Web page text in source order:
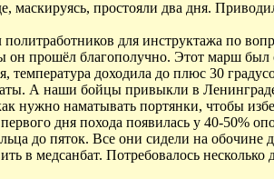
маскируясь, простояли два дня.
для инструктажа по
прошёл благополучно. Этот марш был
доходила до плюс 30
А наши бойцы привыкли в
нужно наматывать портянки, чтобы
дня похода появилась у 40-50%
до пяток. Все они сидели на обочине
медсанбат. Потребовалось